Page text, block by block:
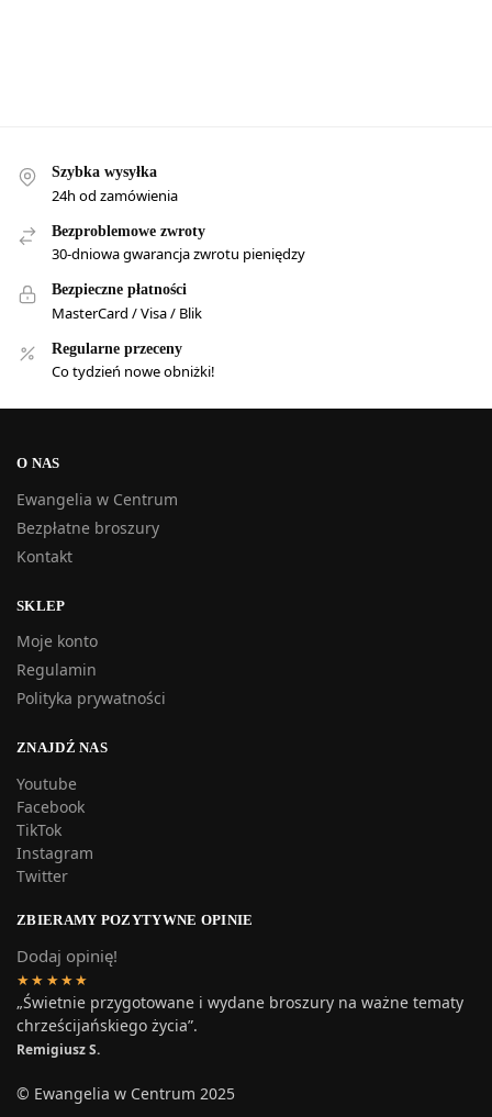
Szybka wysyłka
24h od zamówienia
Bezproblemowe zwroty
30-dniowa gwarancja zwrotu pieniędzy
Bezpieczne płatności
MasterCard / Visa / Blik
Regularne przeceny
Co tydzień nowe obniżki!
O NAS
Ewangelia w Centrum
Bezpłatne broszury
Kontakt
SKLEP
Moje konto
Regulamin
Polityka prywatności
ZNAJDŹ NAS
Youtube
Facebook
TikTok
Instagram
Twitter
ZBIERAMY POZYTYWNE OPINIE
Dodaj opinię!
★★★★★
„Świetnie przygotowane i wydane broszury na ważne tematy
chrześcijańskiego życia”.
Remigiusz S.
© Ewangelia w Centrum 2025